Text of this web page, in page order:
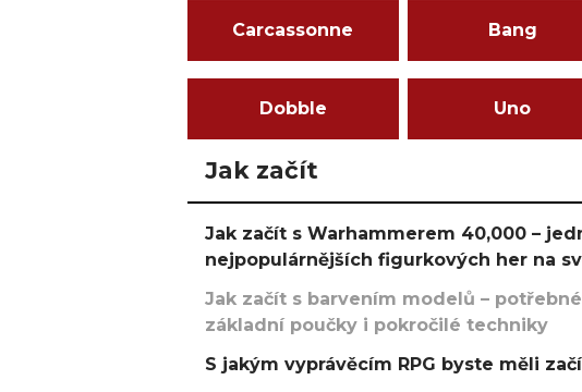
Carcassonne Bang
Dobble Uno
Jak začít
Jak začít s Warhammerem 40,000 –
nejpopulárnějších figurkových her na
Jak začít s barvením modelů –
základní poučky i pokročilé techniky
S jakým vyprávěcím RPG byste měli